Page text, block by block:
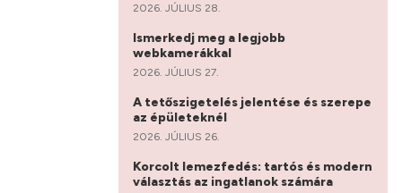
2026. JÚLIUS 28.
Ismerkedj meg a legjobb
webkamerákkal
2026. JÚLIUS 27.
A tetőszigetelés jelentése és szerepe
az épületeknél
2026. JÚLIUS 26.
Korcolt lemezfedés: tartós és modern
választás az ingatlanok számára